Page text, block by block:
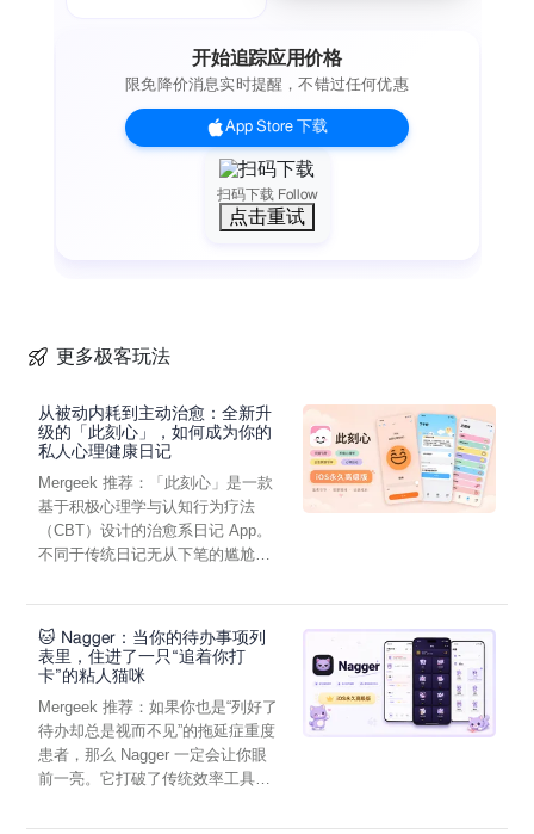
扫码下载 Follow
点击重试
开始追踪应用价格
限免降价消息实时提醒，不错过任何优惠
App Store 下载
更多极客玩法
从被动内耗到主动治愈：全新升
级的「此刻心」，如何成为你的
私人心理健康日记
Mergeek 推荐：「此刻心」是一款
基于积极心理学与认知行为疗法
（CBT）设计的治愈系日记 App。
不同于传统日记无从下笔的尴尬，
🐱 Nagger：当你的待办事项列
表里，住进了一只“追着你打
卡”的粘人猫咪
Mergeek 推荐：如果你也是“列好了
待办却总是视而不见”的拖延症重度
患者，那么 Nagger 一定会让你眼
前一亮。它打破了传统效率工具冰